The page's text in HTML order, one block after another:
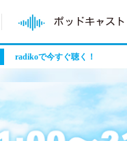
ポッドキャスト
radikoで今すぐ聴く！